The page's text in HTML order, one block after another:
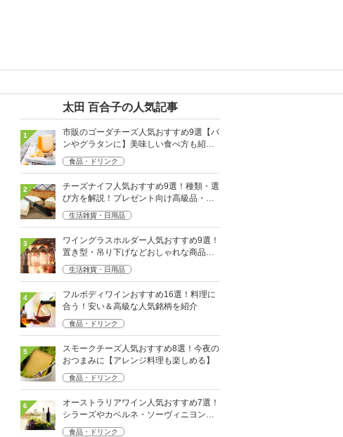
太田 百合子の人気記事
1
市販のゴーダチーズ人気おすすめ9選【パ
ンやグラタンに】美味しい食べ方も紹
介！
食品・ドリンク
2
チーズナイフ人気おすすめ9選！種類・選
び方を解説！プレゼント向け高級品・セ
ットも
生活雑貨・日用品
3
ワイングラスホルダー人気おすすめ9選！
置き型・吊り下げなどおしゃれな商品を
厳選
生活雑貨・日用品
4
フルボディワインおすすめ16選！料理に
合う！安い＆高級な人気銘柄を紹介
食品・ドリンク
5
スモークチーズ人気おすすめ8選！今夜の
おつまみに【アレンジ料理も楽しめる】
食品・ドリンク
6
オーストラリアワイン人気おすすめ7選！
シラーズやカベルネ・ソーヴィニヨンな
ど
食品・ドリンク